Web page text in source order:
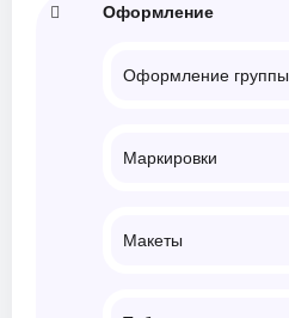
Оформление
Оформление группы
Маркировки
Макеты